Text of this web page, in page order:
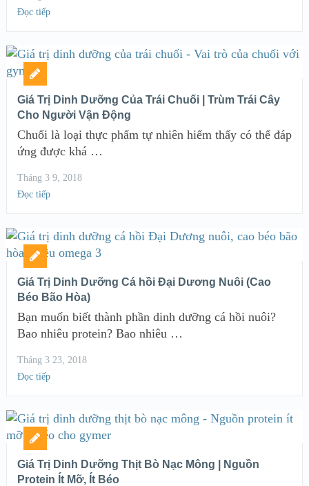
Đọc tiếp
Giá Trị Dinh Dưỡng Của Trái Chuối | Trùm Trái Cây
Cho Người Vận Động
Chuối là loại thực phẩm tự nhiên hiếm thấy có thể đáp
ứng được khá …
Tháng 3 9, 2018
Đọc tiếp
Giá Trị Dinh Dưỡng Cá hồi Đại Dương Nuôi (Cao
Béo Bão Hòa)
Bạn muốn biết thành phần dinh dưỡng cá hồi nuôi?
Bao nhiêu protein? Bao nhiêu …
Tháng 3 23, 2018
Đọc tiếp
Giá Trị Dinh Dưỡng Thịt Bò Nạc Mông | Nguồn
Protein Ít Mỡ, Ít Béo